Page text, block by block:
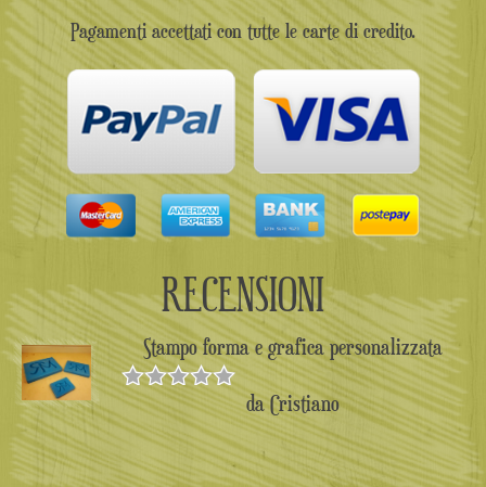
Pagamenti accettati con tutte le carte di credito.
RECENSIONI
Stampo forma e grafica personalizzata
Valutato5
su 5
da Cristiano